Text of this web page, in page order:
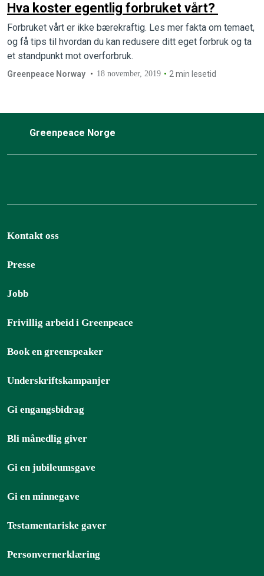
Hva koster egentlig forbruket vårt?
Forbruket vårt er ikke bærekraftig. Les mer fakta om temaet,
og få tips til hvordan du kan redusere ditt eget forbruk og ta
et standpunkt mot overforbruk.
Greenpeace Norway 18 november, 2019 2 min lesetid
Greenpeace Norge
Kontakt oss
Presse
Jobb
Frivillig arbeid i Greenpeace
Book en greenspeaker
Underskriftskampanjer
Gi engangsbidrag
Bli månedlig giver
Gi en jubileumsgave
Gi en minnegave
Testamentariske gaver
Personvernerklæring